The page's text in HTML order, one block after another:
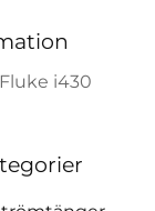
Fluke i430